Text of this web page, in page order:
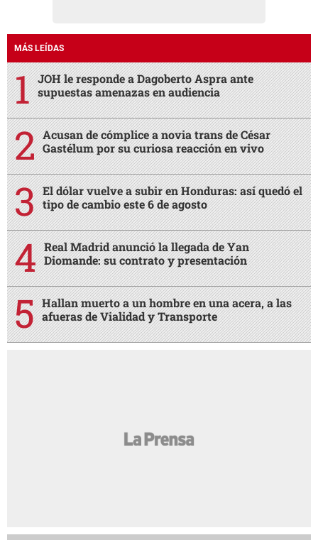
MÁS LEÍDAS
JOH le responde a Dagoberto Aspra ante
supuestas amenazas en audiencia
Acusan de cómplice a novia trans de César
Gastélum por su curiosa reacción en vivo
El dólar vuelve a subir en Honduras: así quedó el
tipo de cambio este 6 de agosto
Real Madrid anunció la llegada de Yan
Diomande: su contrato y presentación
Hallan muerto a un hombre en una acera, a las
afueras de Vialidad y Transporte